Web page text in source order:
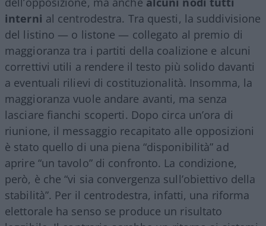
interni al centrodestra. Tra questi, la suddivisione
del listino — o listone — collegato al premio di
maggioranza tra i partiti della coalizione e alcuni
correttivi utili a rendere il testo più solido davanti
a eventuali rilievi di costituzionalità. Insomma, la
maggioranza vuole andare avanti, ma senza
lasciare fianchi scoperti. Dopo circa un’ora di
riunione, il messaggio recapitato alle opposizioni
è stato quello di una piena “disponibilità” ad
aprire “un tavolo” di confronto. La condizione,
però, è che “vi sia convergenza sull’obiettivo della
stabilità”. Per il centrodestra, infatti, una riforma
elettorale ha senso se produce un risultato